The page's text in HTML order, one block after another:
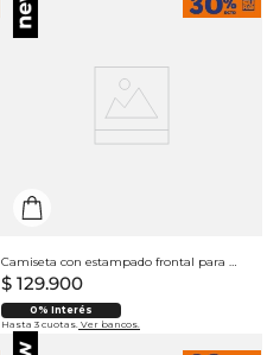
Camiseta con estampado frontal para hombre
$ 129.900
0% Interés
Hasta 3 cuotas. Ver bancos.